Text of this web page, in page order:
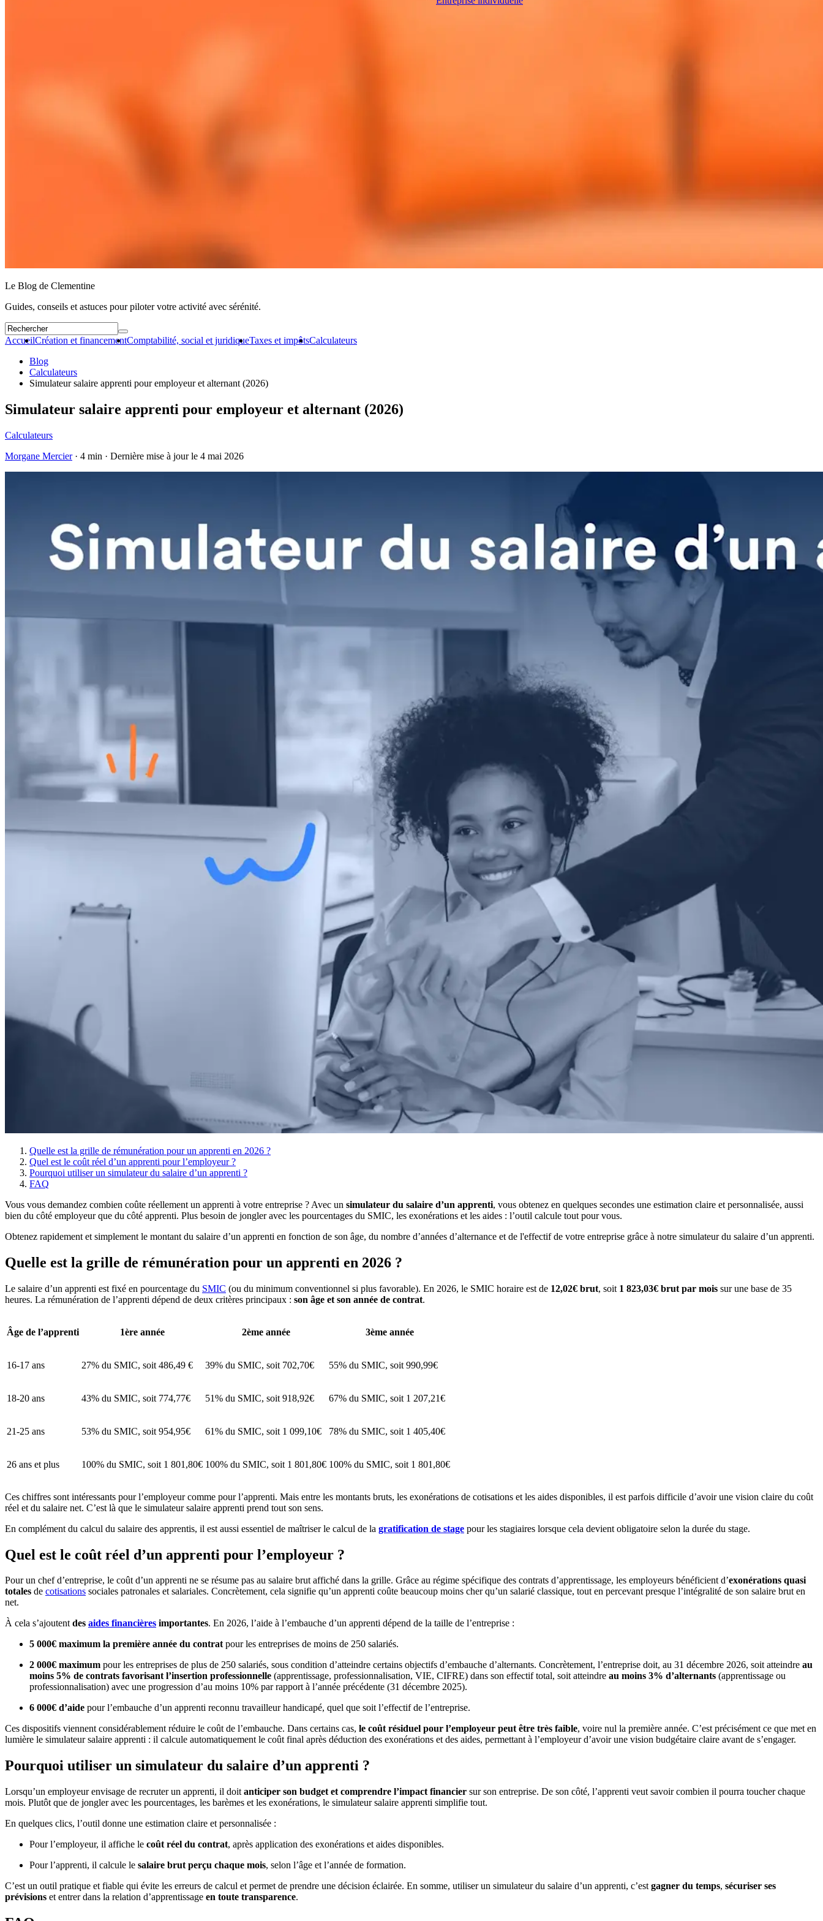
Le Blog de Clementine
Guides, conseils et astuces pour piloter votre activité avec sérénité.
AccueilCréation et financementComptabilité, social et juridiqueTaxes et impôtsCalculateurs
Blog
Calculateurs
Simulateur salaire apprenti pour employeur et alternant (2026)
Simulateur salaire apprenti pour employeur et alternant (2026)
Calculateurs
Morgane Mercier· 4 min · Dernière mise à jour le 4 mai 2026
Quelle est la grille de rémunération pour un apprenti en 2026 ?
Quel est le coût réel d’un apprenti pour l’employeur ?
Pourquoi utiliser un simulateur du salaire d’un apprenti ?
FAQ
Vous vous demandez combien coûte réellement un apprenti à votre entreprise ? Avec un simulateur du salaire d’un apprenti, vous obtenez en quelques secondes une estimation claire et personnalisée, aussi
bien du côté employeur que du côté apprenti. Plus besoin de jongler avec les pourcentages du SMIC, les exonérations et les aides : l’outil calcule tout pour vous.
Obtenez rapidement et simplement le montant du salaire d’un apprenti en fonction de son âge, du nombre d’années d’alternance et de l'effectif de votre entreprise grâce à notre simulateur du salaire d’un apprenti.
Quelle est la grille de rémunération pour un apprenti en 2026 ?
Le salaire d’un apprenti est fixé en pourcentage du SMIC (ou du minimum conventionnel si plus favorable). En 2026, le SMIC horaire est de 12,02€ brut, soit 1 823,03€ brut par mois sur une base de 35
heures. La rémunération de l’apprenti dépend de deux critères principaux : son âge et son année de contrat.
Âge de l’apprenti 1ère année 2ème année 3ème année
16-17 ans 27% du SMIC, soit 486,49 € 39% du SMIC, soit 702,70€ 55% du SMIC, soit 990,99€
18-20 ans 43% du SMIC, soit 774,77€ 51% du SMIC, soit 918,92€ 67% du SMIC, soit 1 207,21€
21-25 ans 53% du SMIC, soit 954,95€ 61% du SMIC, soit 1 099,10€ 78% du SMIC, soit 1 405,40€
26 ans et plus 100% du SMIC, soit 1 801,80€ 100% du SMIC, soit 1 801,80€ 100% du SMIC, soit 1 801,80€
Ces chiffres sont intéressants pour l’employeur comme pour l’apprenti. Mais entre les montants bruts, les exonérations de cotisations et les aides disponibles, il est parfois difficile d’avoir une vision claire du coût
réel et du salaire net. C’est là que le simulateur salaire apprenti prend tout son sens.
En complément du calcul du salaire des apprentis, il est aussi essentiel de maîtriser le calcul de la gratification de stage pour les stagiaires lorsque cela devient obligatoire selon la durée du stage.
Quel est le coût réel d’un apprenti pour l’employeur ?
Pour un chef d’entreprise, le coût d’un apprenti ne se résume pas au salaire brut affiché dans la grille. Grâce au régime spécifique des contrats d’apprentissage, les employeurs bénéficient d’exonérations quasi
totales de cotisations sociales patronales et salariales. Concrètement, cela signifie qu’un apprenti coûte beaucoup moins cher qu’un salarié classique, tout en percevant presque l’intégralité de son salaire brut en
net.
À cela s’ajoutentdes aides financières importantes. En 2026, l’aide à l’embauche d’un apprenti dépend de la taille de l’entreprise :
5 000€ maximum la première année du contratpour les entreprises de moins de 250 salariés.
2 000€ maximum pour les entreprises de plus de 250 salariés, sous condition d’atteindre certains objectifs d’embauche d’alternants. Concrètement, l’entreprise doit, au 31 décembre 2026, soit atteindre au
moins 5% de contrats favorisant l’insertion professionnelle (apprentissage, professionnalisation, VIE, CIFRE) dans son effectif total, soit atteindre au moins 3% d’alternants (apprentissage ou
professionnalisation) avec une progression d’au moins 10% par rapport à l’année précédente (31 décembre 2025).
6 000€ d’aide pour l’embauche d’un apprenti reconnu travailleur handicapé, quel que soit l’effectif de l’entreprise.
Ces dispositifs viennent considérablement réduire le coût de l’embauche. Dans certains cas, le coût résiduel pour l’employeur peut être très faible, voire nul la première année. C’est précisément ce que met en
lumière le simulateur salaire apprenti : il calcule automatiquement le coût final après déduction des exonérations et des aides, permettant à l’employeur d’avoir une vision budgétaire claire avant de s’engager.
Pourquoi utiliser un simulateur du salaire d’un apprenti ?
Lorsqu’un employeur envisage de recruter un apprenti, il doit anticiper son budget et comprendre l’impact financier sur son entreprise. De son côté, l’apprenti veut savoir combien il pourra toucher chaque
mois. Plutôt que de jongler avec les pourcentages, les barèmes et les exonérations, le simulateur salaire apprenti simplifie tout.
En quelques clics, l’outil donne une estimation claire et personnalisée :
Pour l’employeur, il affiche le coût réel du contrat, après application des exonérations et aides disponibles.
Pour l’apprenti, il calcule le salaire brut perçu chaque mois, selon l’âge et l’année de formation.
C’est un outil pratique et fiable qui évite les erreurs de calcul et permet de prendre une décision éclairée. En somme, utiliser un simulateur du salaire d’un apprenti, c’est gagner du temps, sécuriser ses
prévisions et entrer dans la relation d’apprentissage en toute transparence.